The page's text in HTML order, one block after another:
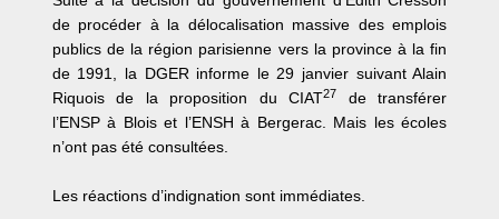
de procéder à la délocalisation massive des emplois
publics de la région parisienne vers la province à la fin
de 1991, la DGER informe le 29 janvier suivant Alain
Riquois de la proposition du CIAT27
de transférer
l’ENSP à Blois et l’ENSH à Bergerac. Mais les écoles
n’ont pas été consultées.
Les réactions d’indignation sont immédiates.